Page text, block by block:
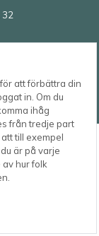
att förbättra din
in. Om du
ihåg
från tredje part
till exempel
är på varje
hur folk
32